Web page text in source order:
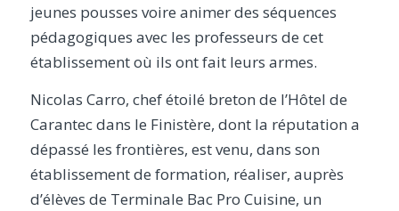
jeunes pousses voire animer des séquences
pédagogiques avec les professeurs de cet
établissement où ils ont fait leurs armes.
Nicolas Carro, chef étoilé breton de l’Hôtel de
Carantec dans le Finistère, dont la réputation a
dépassé les frontières, est venu, dans son
établissement de formation, réaliser, auprès
d’élèves de Terminale Bac Pro Cuisine, un